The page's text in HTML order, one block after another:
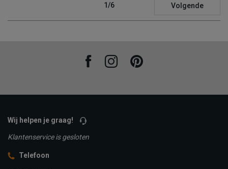
1/6 Volgende
FacebookInstagramPinterest
Wij helpen je graag!
Klantenservice is gesloten
Telefoon